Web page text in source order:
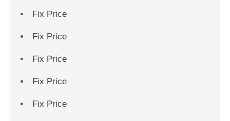
Fix Price
Fix Price
Fix Price
Fix Price
Fix Price